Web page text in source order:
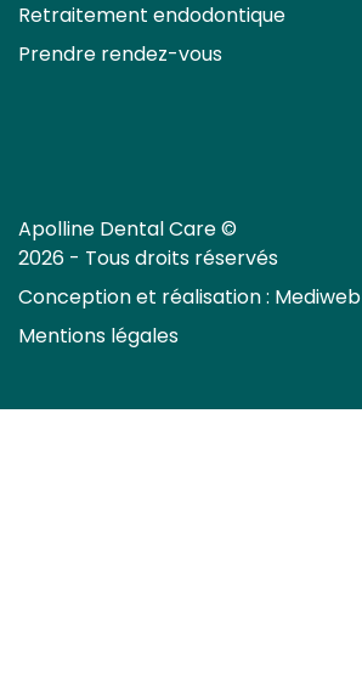
Retraitement endodontique
Prendre rendez-vous
Apolline Dental Care ©
2026 - Tous droits réservés
Conception et réalisation : Mediweb
Mentions légales